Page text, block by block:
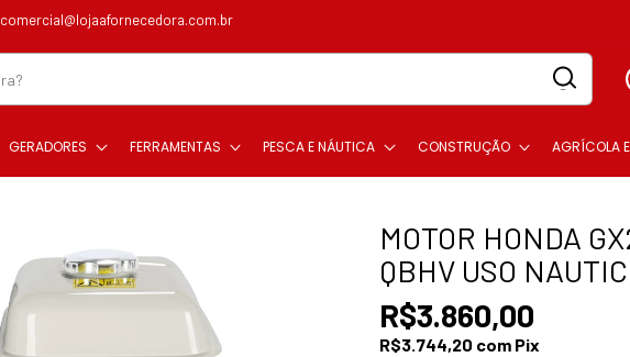
comercial@lojaafornecedora.com.br
GERADORES FERRAMENTAS PESCA E NÁUTICA CONSTRUÇÃO AGRÍCOLA
MOTOR HONDA
QBHV USO
R$3.860,00
R$3.744,20 com Pix